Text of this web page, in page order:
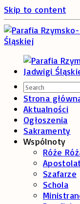
Skip to content
Strona
Aktualności
Ogłoszenia
Sakramenty
Wspólnoty
Róże
Szafarze
Schola